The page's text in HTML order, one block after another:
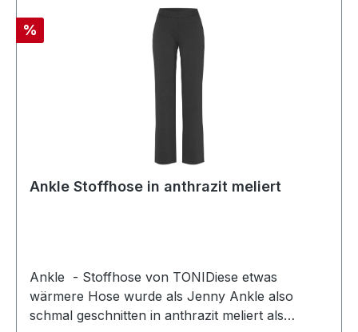
Rabatt
%
Ankle Stoffhose in anthrazit meliert
Ankle - Stoffhose von TONIDiese etwas
wärmere Hose wurde als Jenny Ankle also
schmal geschnitten in anthrazit meliert als